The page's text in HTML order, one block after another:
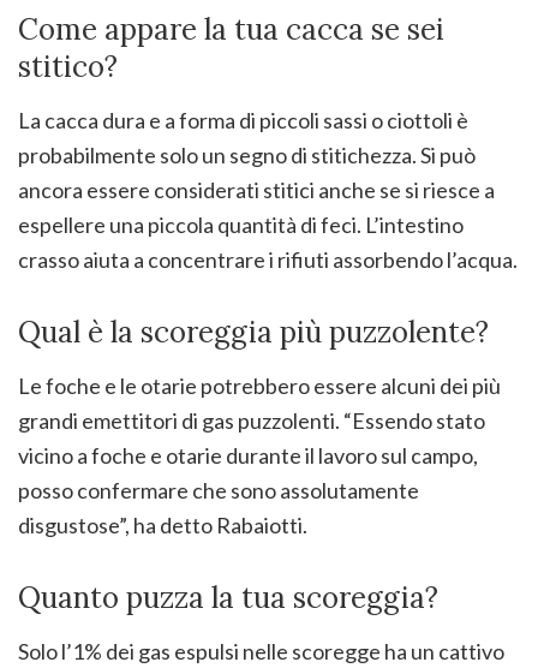
Come appare la tua cacca se sei
stitico?
La cacca dura e a forma di piccoli sassi o ciottoli è
probabilmente solo un segno di stitichezza. Si può
ancora essere considerati stitici anche se si riesce a
espellere una piccola quantità di feci. L’intestino
crasso aiuta a concentrare i rifiuti assorbendo l’acqua.
Qual è la scoreggia più puzzolente?
Le foche e le otarie potrebbero essere alcuni dei più
grandi emettitori di gas puzzolenti. “Essendo stato
vicino a foche e otarie durante il lavoro sul campo,
posso confermare che sono assolutamente
disgustose”, ha detto Rabaiotti.
Quanto puzza la tua scoreggia?
Solo l’1% dei gas espulsi nelle scoregge ha un cattivo